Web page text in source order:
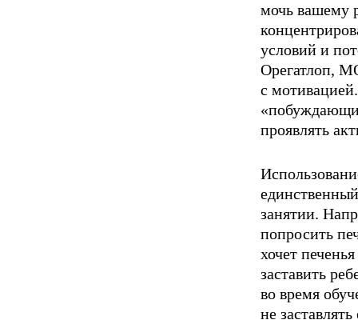
мочь вашему
условий и
Орегатлоп,
с
проявлять
занятии.
попросить
хочет
заставить
во время
не заставлять